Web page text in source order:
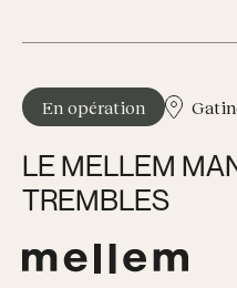
En opération
LE MELLEM
TREMBLES